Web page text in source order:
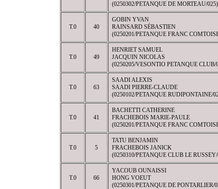
(0250302/PETANQUE DE MORTEAU/025)
T.0 40
GOBIN YVAN
RAINSARD SÉBASTIEN
(0250201/PETANQUE FRANC
T.0 49
HENRIET SAMUEL
JACQUIN NICOLAS
(0250205/VESONTIO PETANQUE CLUB/
T.0 63
SAADI ALEXIS
SAADI PIERRE-CLAUDE
(0250102/PETANQUE RUDIPONTAINE/
T.0 41
BACHETTI CATHERINE
FRACHEBOIS MARIE-PAULE
(0250201/PETANQUE FRANC
T.0 5
TATU BENJAMIN
FRACHEBOIS JANICK
(0250310/PETANQUE CLUB LE
T.0 66
YACOUB OUNAISSI
HONG VOEUT
(0250301/PETANQUE DE PONTARLIER/